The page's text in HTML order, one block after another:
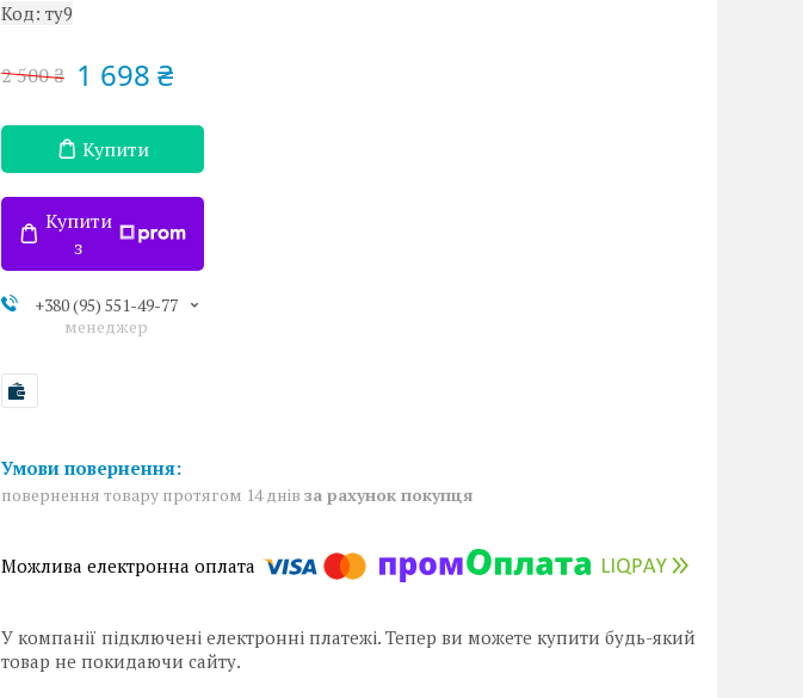
Код: ту9
2 500 ₴ 1 698 ₴
Купити
Купити
з
+380 (95) 551-49-77
менеджер
повернення товару протягом 14 днів за рахунок покупця
У компанії підключені електронні платежі. Тепер ви можете купити будь-який
товар не покидаючи сайту.